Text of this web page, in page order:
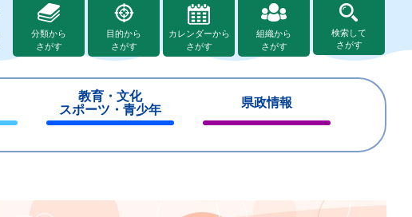
分類から
さがす
目的から
さがす
カレンダーから
さがす
組織から
さがす
検索して
さがす
教育・文化
スポーツ・青少年
じ
県政情報
じ